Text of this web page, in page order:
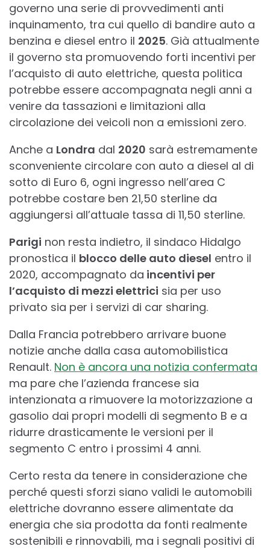
governo una serie di provvedimenti anti
inquinamento, tra cui quello di bandire auto a
benzina e diesel entro il 2025. Già attualmente
il governo sta promuovendo forti incentivi per
l’acquisto di auto elettriche, questa politica
potrebbe essere accompagnata negli anni a
venire da tassazioni e limitazioni alla
circolazione dei veicoli non a emissioni zero.
Anche a Londra dal 2020 sarà estremamente
sconveniente circolare con auto a diesel al di
sotto di Euro 6, ogni ingresso nell’area C
potrebbe costare ben 21,50 sterline da
aggiungersi all’attuale tassa di 11,50 sterline.
Parigi non resta indietro, il sindaco Hidalgo
pronostica il blocco delle auto diesel entro il
2020, accompagnato da incentivi per
l’acquisto di mezzi elettrici sia per uso
privato sia per i servizi di car sharing.
Dalla Francia potrebbero arrivare buone
notizie anche dalla casa automobilistica
Renault. Non è ancora una notizia confermata
ma pare che l’azienda francese sia
intenzionata a rimuovere la motorizzazione a
gasolio dai propri modelli di segmento B e a
ridurre drasticamente le versioni per il
segmento C entro i prossimi 4 anni.
Certo resta da tenere in considerazione che
perché questi sforzi siano validi le automobili
elettriche dovranno essere alimentate da
energia che sia prodotta da fonti realmente
sostenibili e rinnovabili, ma i segnali positivi di